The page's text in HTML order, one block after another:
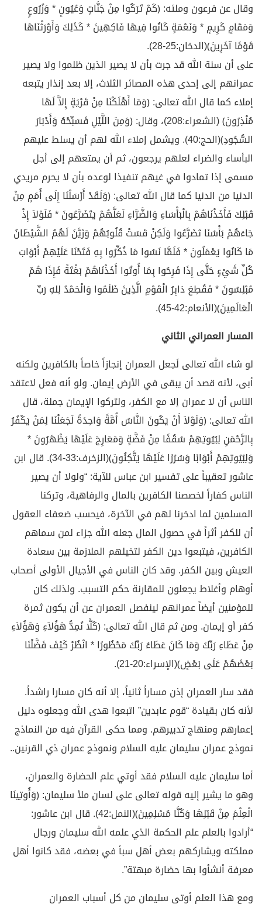
وقال عن فرعون وملئه: ﴿كَمْ تَرَكُوا مِنْ جَنَّاتٍ وَعُيُونٍ * وَزُرُوعٍ
وَمَقَامٍ كَرِيمٍ * وَنَعْمَةٍ كَانُوا فِيهَا فَاكِهِينَ * كَذَلِكَ وَأَوْرَثْنَاهَا
قَوْمًا آخَرِينَ﴾(الدخان:25-28).
على أن سنة الله قد جرت بأن لا يصير الذين ظلموا ولا يصير
عمرانهم إلى إحدى هذه المصائر الثلاث، إلا بعد إنذار يتبعه
إملاء كما قال الله تعالى: ﴿وَمَا أَهْلَكْنَا مِنْ قَرْيَةٍ إِلاَّ لَهَا
مُنْذِرُونَ﴾ (الشعراء:208)، وقال: ﴿وَمِنَ اللَّيْلِ فَسَبِّحْهُ وَأَدْبَارَ
السُّجُودِ﴾(الحج:40). ويشمل إملاء الله لهم أن يسلط عليهم
البأساء والضراء لعلهم يرجعون، ثم أن يمتعهم إلى أجل
مسمى إذا تمادوا في غيهم تنفيذا لوعده بأن لا يحرم مريدي
الدنيا من الدنيا كما قال الله تعالى: ﴿وَلَقَدْ أَرْسَلْنَا إِلَى أُمَمٍ مِنْ
قَبْلِكَ فَأَخَذْنَاهُمْ بِالْبَأْسَاءِ وَالضَّرَّاءِ لَعَلَّهُمْ يَتَضَرَّعُونَ * فَلَوْلاَ إِذْ
جَاءَهُمْ بَأْسُنَا تَضَرَّعُوا وَلَكِنْ قَسَتْ قُلُوبُهُمْ وَزَيَّنَ لَهُمُ الشَّيْطَانُ
مَا كَانُوا يَعْمَلُونَ * فَلَمَّا نَسُوا مَا ذُكِّرُوا بِهِ فَتَحْنَا عَلَيْهِمْ أَبْوَابَ
كُلِّ شَيْءٍ حَتَّى إِذَا فَرِحُوا بِمَا أُوتُوا أَخَذْنَاهُمْ بَغْتَةً فَإِذَا هُمْ
مُبْلِسُونَ * فَقُطِعَ دَابِرُ الْقَوْمِ الَّذِينَ ظَلَمُوا وَالْحَمْدُ لِلهِ رَبِّ
الْعَالَمِينَ﴾(الأنعام:42-45).
المسار العمراني الثاني
لو شاء الله تعالى لَجعل العمران إنجازاً خاصاً بالكافرين ولكنه
أبى، لأنه قصد أن يبقى في الأرض إيمان. ولو أنه فعل لاعتقد
الناس أن لا عمران إلا مع الكفر، ولتركوا الإيمان جملة، قال
الله تعالى: ﴿وَلَوْلاَ أَنْ يَكُونَ النَّاسُ أُمَّةً وَاحِدَةً لَجَعَلْنَا لِمَنْ يَكْفُرُ
بِالرَّحْمَنِ لِبُيُوتِهِمْ سُقُفًا مِنْ فَضَّةٍ وَمَعَارِجَ عَلَيْهَا يَظْهَرُونَ *
وَلِبُيُوتِهِمْ أَبْوَابًا وَسُرُرًا عَلَيْهَا يَتَّكِئُونَ﴾(الزخرف:33-34). قال ابن
عاشور تعقيباً على تفسير ابن عباس للآية: “ولولا أن يصير
الناس كفاراً لخصصنا الكافرين بالمال والرفاهية، وتركنا
المسلمين لما ادخرنا لهم في الآخرة، فيحسب ضعفاء العقول
أن للكفر أثراً في حصول المال جعله الله جزاء لمن سماهم
الكافرين، فيتبعوا دين الكفر لتخيلهم الملازمة بين سعادة
العيش وبين الكفر. وقد كان الناس في الأجيال الأولى أصحاب
أوهام وأغلاط يجعلون للمقارنة حكم التسبب. ولذلك كان
للمؤمنين أيضاً عمرانهم لينفصل العمران عن أن يكون ثمرة
كفر أو إيمان. ومن ثم قال الله تعالى: ﴿كُلًّا نُمِدُّ هَؤُلاَءِ وَهَؤُلاَءِ
مِنْ عَطَاءِ رَبِّكَ وَمَا كَانَ عَطَاءُ رَبِّكَ مَحْظُورًا * انْظُرْ كَيْفَ فَضَّلْنَا
بَعْضَهُمْ عَلَى بَعْضٍ﴾(الإسراء:20-21).
فقد سار العمران إذن مساراً ثانياً، إلا أنه كان مسارا راشداً.
لأنه كان بقيادة “قوم عابدين” اتبعوا هدى الله وجعلوه دليل
إعمارهم ومنهاج تدبيرهم. ومما حكى القرآن فيه من النماذج
نموذج عمران سليمان عليه السلام ونموذج عمران ذي القرنين..
أما سليمان عليه السلام فقد أوتي علم الحضارة والعمران،
وهو ما يشير إليه قوله تعالى على لسان ملأ سليمان: ﴿وَأُوتِينَا
الْعِلْمَ مِنْ قَبْلِهَا وَكُنَّا مُسْلِمِينَ﴾(النمل:42). قال ابن عاشور:
“أرادوا بالعلم علم الحكمة الذي علمه الله سليمان ورجال
مملكته ويشاركهم بعض أهل سبأ في بعضه، فقد كانوا أهل
معرفة أنشأوا بها حضارة مبهتة”.
ومع هذا العلم أوتي سليمان من كل أسباب العمران